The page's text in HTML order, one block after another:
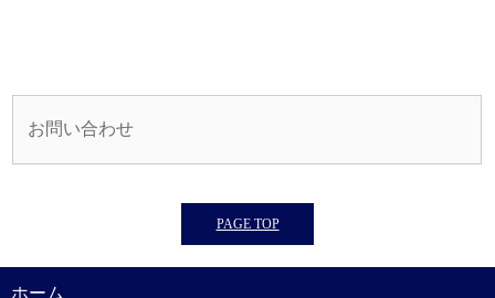
お問い合わせ
PAGE TOP
ホーム